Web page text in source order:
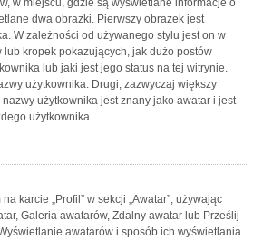
w miejscu, gdzie są wyświetlane informacje o
dwa obrazki. Pierwszy obrazek jest
W zależności od używanego stylu jest on w
kropek pokazujących, jak dużo postów
lub jaki jest jego status na tej witrynie.
użytkownika. Drugi, zazwyczaj większy
użytkownika jest znany jako awatar i jest
użytkownika.
karcie „Profil” w sekcji „Awatar”, używając
Galeria awatarów, Zdalny awatar lub Prześlij
awatarów i sposób ich wyświetlania